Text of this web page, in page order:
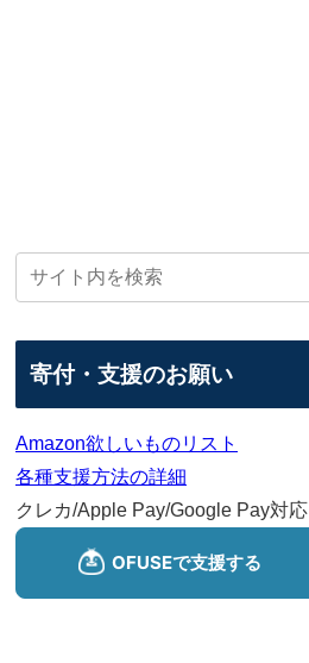
寄付・支援のお願い
Amazon欲しいものリスト
各種支援方法の詳細
クレカ/Apple Pay/Google Pay対応